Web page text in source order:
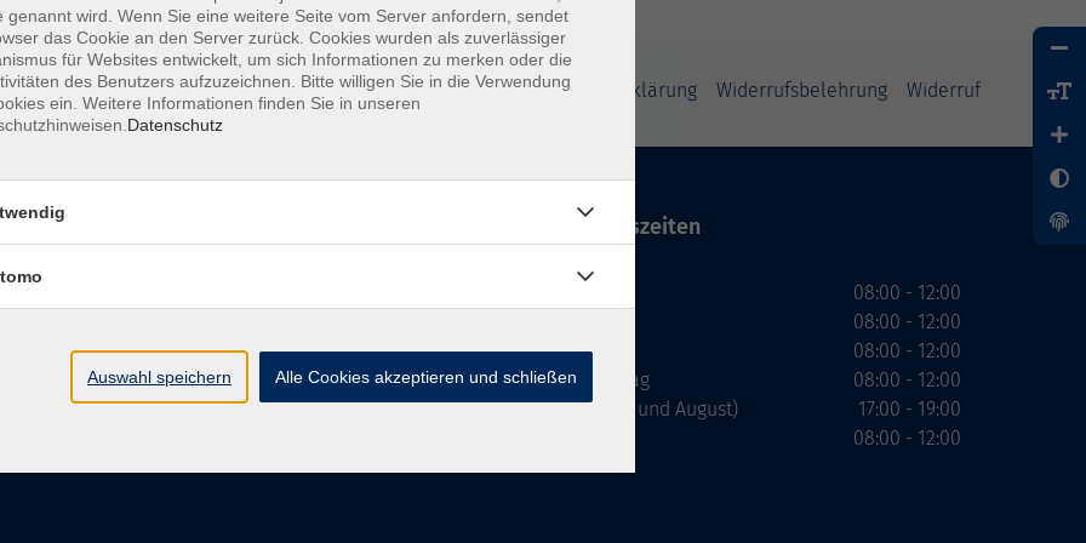
Barrierefreiheit Impressum AGB Datenschutzerklärung Widerrufsbelehrung Widerruf
info@vhs-don.de
Öffnungszeiten
Mittwoch
Donnerstag
(nicht Juli und August)
08:00 - 12:00
08:00 - 12:00
08:00 - 12:00
08:00 - 12:00
17:00 - 19:00
08:00 - 12:00
genannt wird. Wenn Sie eine weitere Seite vom Server anfordern, sendet
das Cookie an den Server zurück. Cookies wurden als zuverlässiger
für Websites entwickelt, um sich Informationen zu merken oder die
des Benutzers aufzuzeichnen. Bitte willigen Sie in die Verwendung
ein. Weitere Informationen finden Sie in unseren
Datenschutz
Auswahl speichern Alle Cookies akzeptieren und schließen